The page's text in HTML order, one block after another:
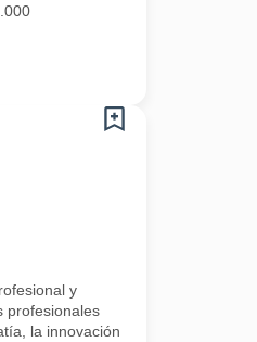
y
profesionales
la innovación